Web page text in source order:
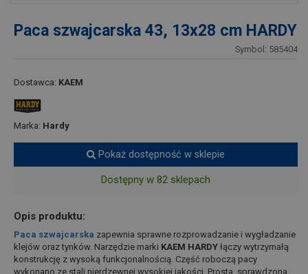
Paca szwajcarska 43, 13x28 cm HARDY
Symbol: 585404
Dostawca: KAEM
Marka: Hardy
Pokaż dostępność w sklepie
Dostępny w 82 sklepach
Opis produktu:
Paca szwajcarska zapewnia sprawne rozprowadzanie i wygładzanie
klejów oraz tynków. Narzędzie marki KAEM HARDY łączy wytrzymałą
konstrukcję z wysoką funkcjonalnością. Część roboczą pacy
wykonano ze stali nierdzewnej wysokiej jakości. Prosta, sprawdzona